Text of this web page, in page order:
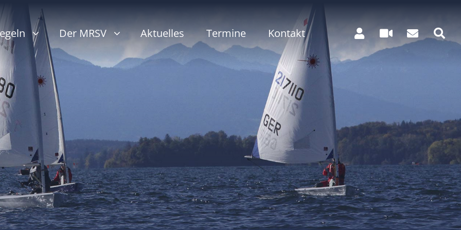
Der MRSV Aktuelles Termine Kontakt